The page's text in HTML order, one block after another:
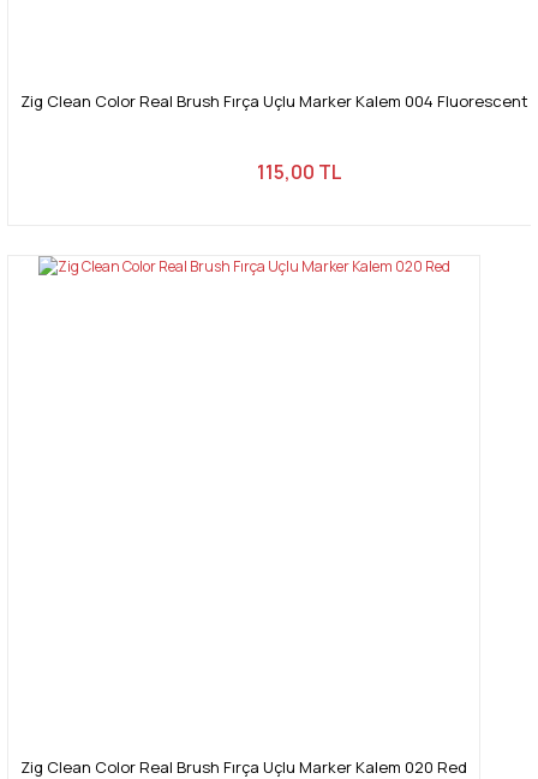
Zig Clean Color Real Brush Fırça Uçlu Marker Kalem 004 Fluorescent
115,00 TL
Zig Clean Color Real Brush Fırça Uçlu Marker Kalem 020 Red